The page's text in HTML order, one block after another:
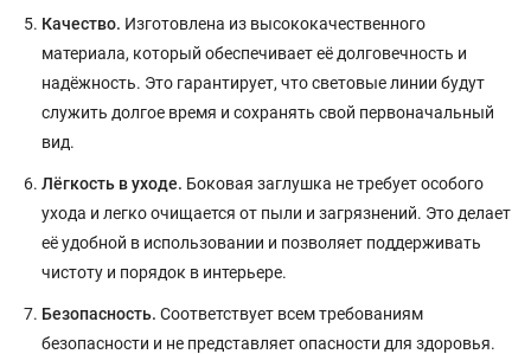
Качество. Изготовлена из высококачественного
материала, который обеспечивает её долговечность и
надёжность. Это гарантирует, что световые линии будут
служить долгое время и сохранять свой первоначальный
вид.
Лёгкость в уходе. Боковая заглушка не требует особого
ухода и легко очищается от пыли и загрязнений. Это делает
её удобной в использовании и позволяет поддерживать
чистоту и порядок в интерьере.
Безопасность. Соответствует всем требованиям
безопасности и не представляет опасности для здоровья.